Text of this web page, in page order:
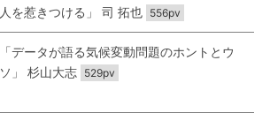
人を惹きつける」 司 拓也 556pv
「データが語る気候変動問題のホントとウ
ソ」 杉山大志 529pv